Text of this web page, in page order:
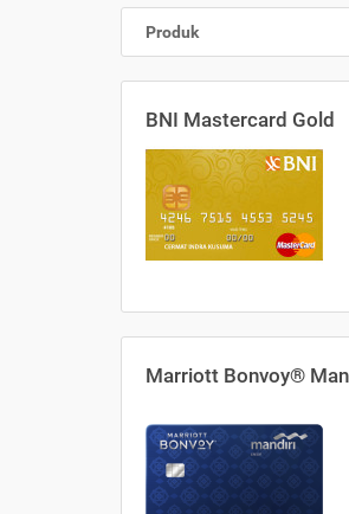
Produk
BNI Mastercard Gold
Marriott Bonvoy®